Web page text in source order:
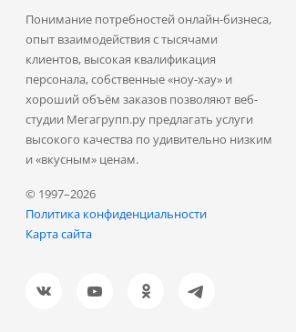
Понимание потребностей онлайн-бизнеса,
опыт взаимодействия с тысячами
клиентов, высокая квалификация
персонала, собственные «ноу-хау» и
хороший объём заказов позволяют веб-
студии Мегагрупп.ру предлагать услуги
высокого качества по удивительно низким
и «вкусным» ценам.
© 1997–2026
Политика конфиденциальности
Карта сайта